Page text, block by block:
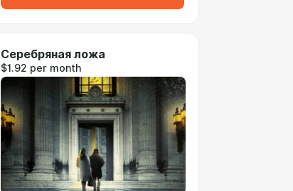
Серебряная ложа
$1.92 per month